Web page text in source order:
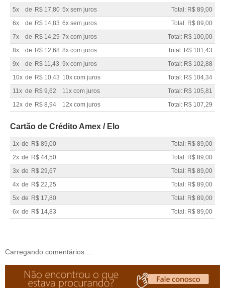
5x
de R$ 17,80 5x sem juros
Total: R$ 89,00
6x
de R$ 14,83 6x sem juros
Total: R$ 89,00
7x
de R$ 14,29 7x com juros
Total: R$ 100,00
8x
de R$ 12,68 8x com juros
Total: R$ 101,43
9x
de R$ 11,43 9x com juros
Total: R$ 102,88
10x de R$ 10,43 10x com juros
Total: R$ 104,34
11x de R$ 9,62 11x com juros
Total: R$ 105,81
12x de R$ 8,94 12x com juros Total: R$ 107,29
Cartão de Crédito Amex / Elo
1x de R$ 89,00
Total: R$ 89,00
2x de R$ 44,50
Total: R$ 89,00
3x de R$ 29,67
Total: R$ 89,00
4x de R$ 22,25
Total: R$ 89,00
5x de R$ 17,80
Total: R$ 89,00
6x de R$ 14,83 Total: R$ 89,00
Carregando comentários ...